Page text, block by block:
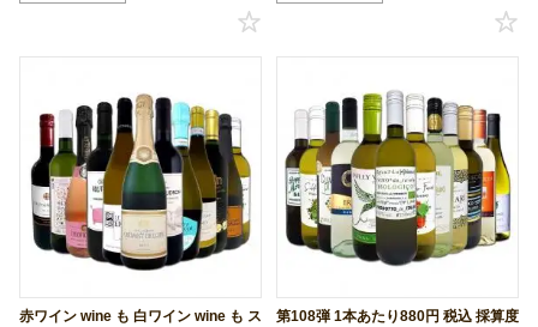
赤ワイン wine も 白ワイン wine も ス
第108弾 1本あたり880円 税込 採算度